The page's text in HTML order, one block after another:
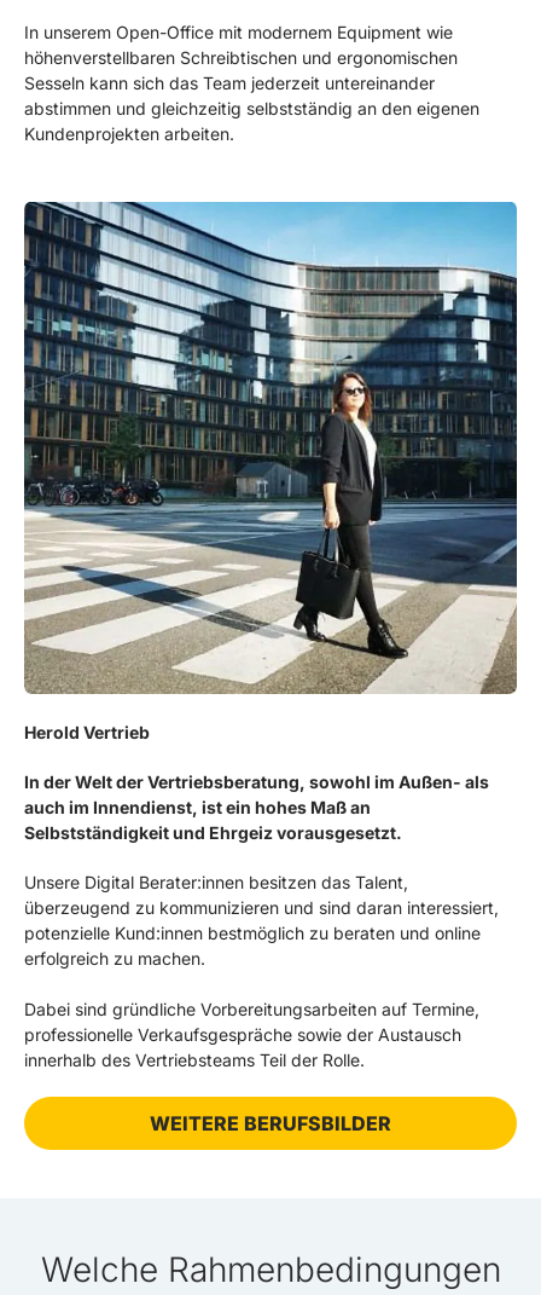
In unserem Open-Office mit modernem Equipment wie
höhenverstellbaren Schreibtischen und ergonomischen
Sesseln kann sich das Team jederzeit untereinander
abstimmen und gleichzeitig selbstständig an den eigenen
Kundenprojekten arbeiten.
Herold Vertrieb
In der Welt der Vertriebsberatung, sowohl im Außen- als
auch im Innendienst, ist ein hohes Maß an
Selbstständigkeit und Ehrgeiz vorausgesetzt.
Unsere Digital Berater:innen besitzen das Talent,
überzeugend zu kommunizieren und sind daran interessiert,
potenzielle Kund:innen bestmöglich zu beraten und online
erfolgreich zu machen.
Dabei sind gründliche Vorbereitungsarbeiten auf Termine,
professionelle Verkaufsgespräche sowie der Austausch
innerhalb des Vertriebsteams Teil der Rolle.
WEITERE BERUFSBILDER
Welche Rahmenbedingungen